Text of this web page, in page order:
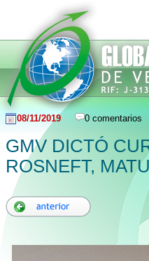
08/11/2019 0 comentarios
GMV DICTÓ
ROSNEFT,